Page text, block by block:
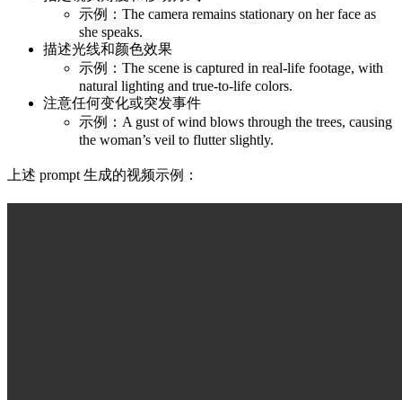
示例：The camera remains stationary on her face as
she speaks.
描述光线和颜色效果
示例：The scene is captured in real-life footage, with
natural lighting and true-to-life colors.
注意任何变化或突发事件
示例：A gust of wind blows through the trees, causing
the woman’s veil to flutter slightly.
上述 prompt 生成的视频示例：